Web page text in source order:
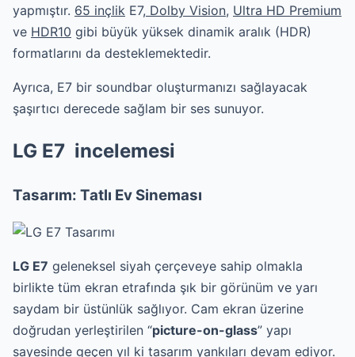
yapmıştır. 65 inçlik E7, Dolby Vision, Ultra HD Premium
ve HDR10 gibi büyük yüksek dinamik aralık (HDR)
formatlarını da desteklemektedir.
Ayrıca, E7 bir soundbar oluşturmanızı sağlayacak
şaşırtıcı derecede sağlam bir ses sunuyor.
LG E7 incelemesi
Tasarım: Tatlı Ev Sineması
LG E7 geleneksel siyah çerçeveye sahip olmakla
birlikte tüm ekran etrafında şık bir görünüm ve yarı
saydam bir üstünlük sağlıyor. Cam ekran üzerine
doğrudan yerleştirilen “picture-on-glass” yapı
sayesinde geçen yıl ki tasarım yankıları devam ediyor.